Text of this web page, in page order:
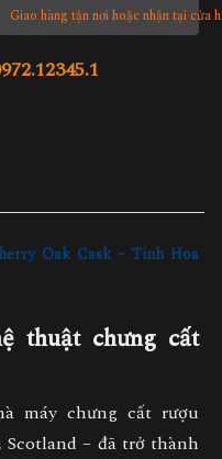
Giao hàng tận nơi hoặc nhận tại cửa
Oak Cask – Tinh Hoa
thuật chưng cất
máy chưng cất rượu
– đã trở thành